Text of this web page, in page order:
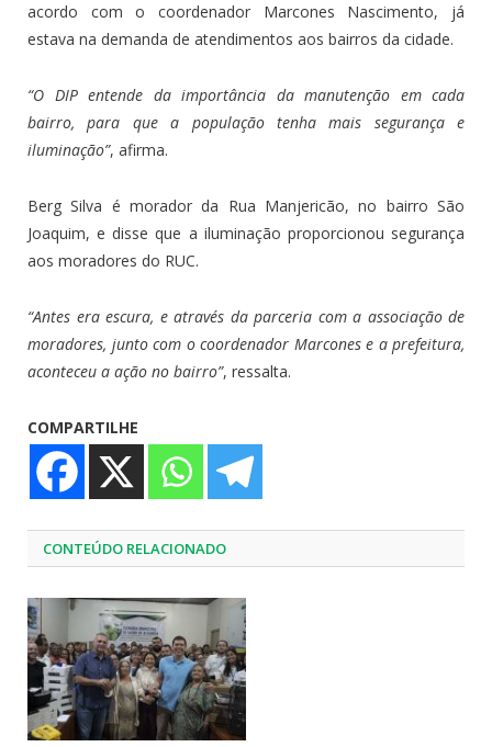
acordo com o coordenador Marcones Nascimento, já
estava na demanda de atendimentos aos bairros da cidade.
“O DIP entende da importância da manutenção em cada
bairro, para que a população tenha mais segurança e
iluminação”, afirma.
Berg Silva é morador da Rua Manjericão, no bairro São
Joaquim, e disse que a iluminação proporcionou segurança
aos moradores do RUC.
“Antes era escura, e através da parceria com a associação de
moradores, junto com o coordenador Marcones e a prefeitura,
aconteceu a ação no bairro”, ressalta.
COMPARTILHE
CONTEÚDO RELACIONADO